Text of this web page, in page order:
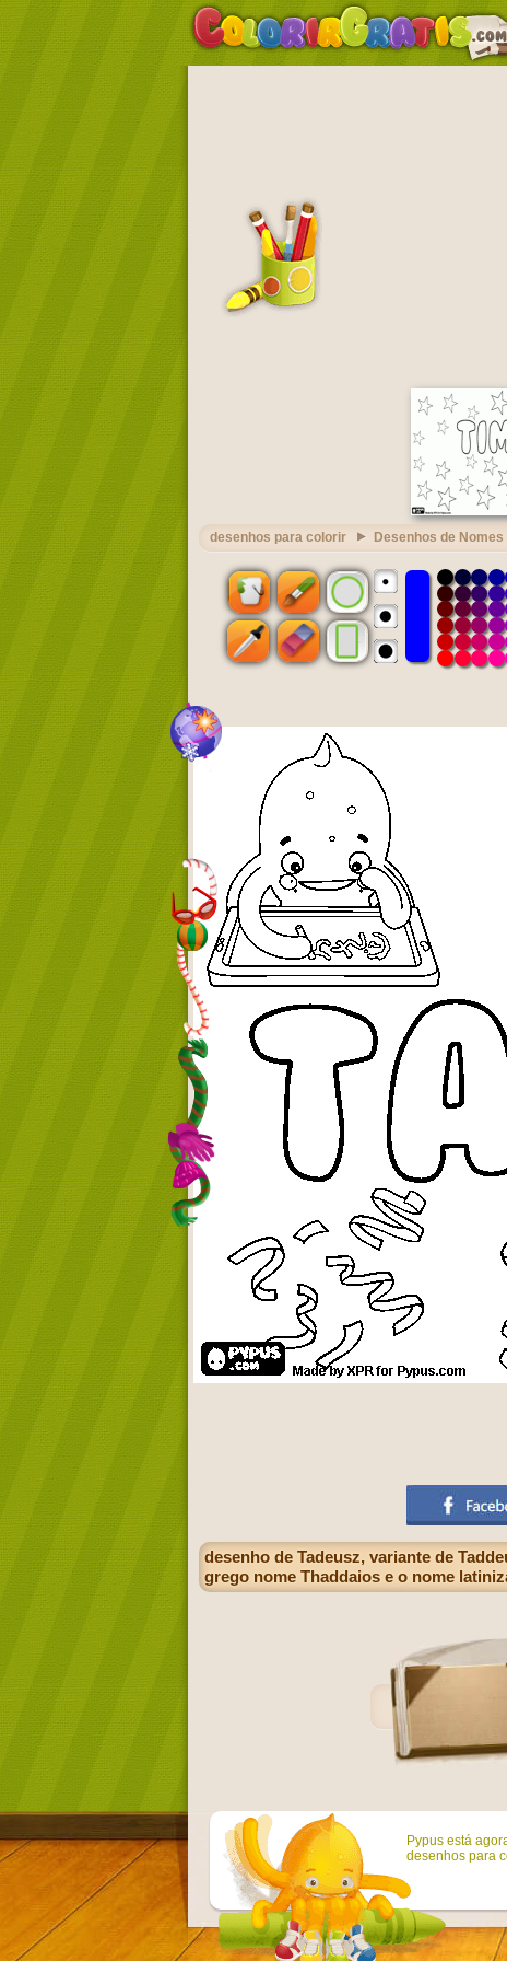
desenhos para colorir Desenhos de Nomes
desenho de Tadeusz, variante de
grego nome Thaddaios e o nome
Pypus está
desenhos para